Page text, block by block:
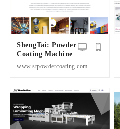
ShengTai: Powder
Coating Machine
www.stpowdercoating.com